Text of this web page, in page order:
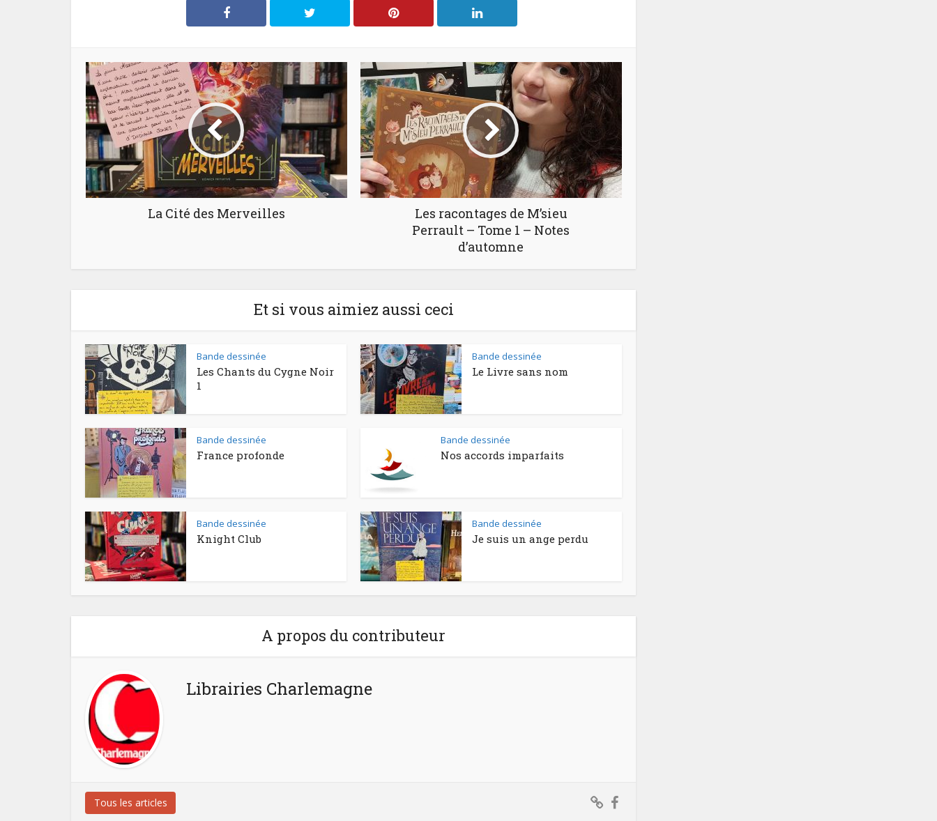
La Cité des Merveilles
Les racontages de M’sieu
Perrault – Tome 1 – Notes
d’automne
Et si vous aimiez aussi ceci
Bande dessinée
Les Chants du Cygne Noir
1
Bande dessinée
Le Livre sans nom
Bande dessinée
France profonde
Bande dessinée
Nos accords imparfaits
Bande dessinée
Knight Club
Bande dessinée
Je suis un ange perdu
A propos du contributeur
Librairies Charlemagne
Tous les articles